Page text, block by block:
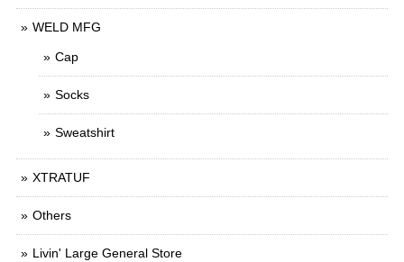
WELD MFG
Cap
Socks
Sweatshirt
XTRATUF
Others
Livin' Large General Store